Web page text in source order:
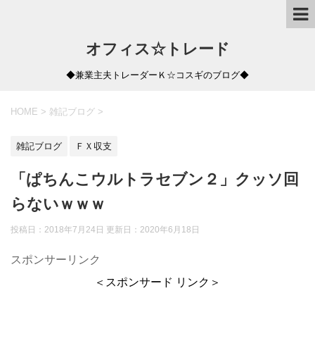
オフィス☆トレード
◆兼業主夫トレーダーＫ☆コスギのブログ◆
HOME > 雑記ブログ >
雑記ブログ ＦＸ収支
「ぱちんこウルトラセブン２」クッソ回
らないｗｗｗ
投稿日：2018年7月24日 更新日： 2020年6月18日
スポンサーリンク
＜スポンサード リンク＞